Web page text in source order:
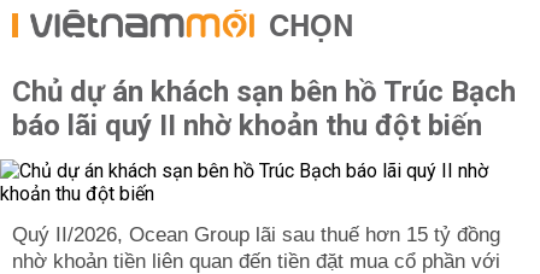
CHỌN
Chủ dự án khách sạn bên hồ Trúc Bạch
báo lãi quý II nhờ khoản thu đột biến
Quý II/2026, Ocean Group lãi sau thuế hơn 15 tỷ đồng
nhờ khoản tiền liên quan đến tiền đặt mua cổ phần với